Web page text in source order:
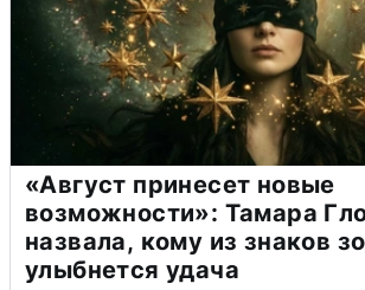
«Август принесет новые
возможности»: Тамара
назвала, кому из знаков
улыбнется удача